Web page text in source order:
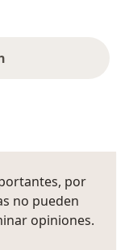
por
no pueden
opiniones.